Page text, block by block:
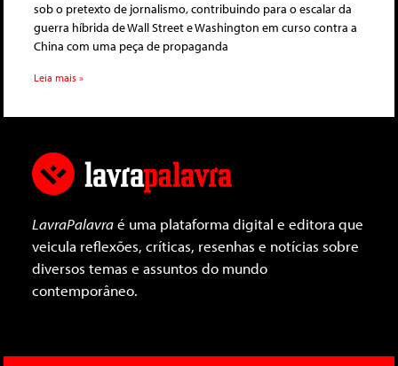
sob o pretexto de jornalismo, contribuindo para o escalar da
guerra híbrida de Wall Street e Washington em curso contra a
China com uma peça de propaganda
Leia mais »
LavraPalavraé uma plataforma digital e editora que
veicula reflexões, críticas, resenhas e notícias sobre
diversos temas e assuntos do mundo
contemporâneo.